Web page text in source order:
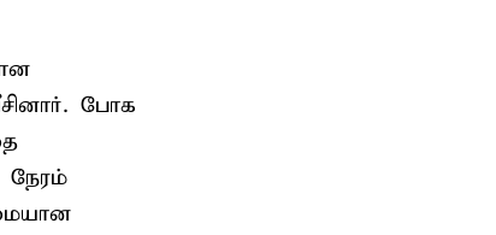
போக
நேரம்